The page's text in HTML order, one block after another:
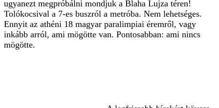
ugyanezt megpróbálni mondjuk a Blaha Lujza téren!
Tolókocsival a 7-es buszról a metróba. Nem lehetséges.
Ennyit az athéni 18 magyar paralimpiai éremről, vagy
inkább arról, ami mögötte van. Pontosabban: ami nincs
mögötte.